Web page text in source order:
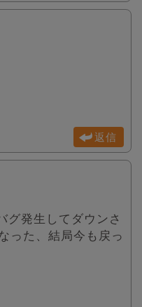
返信
グ発生してダウンさ
った、結局今も戻っ